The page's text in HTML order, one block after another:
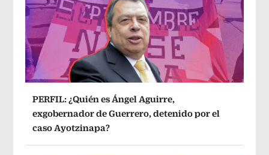
PERFIL: ¿Quién es Ángel Aguirre,
exgobernador de Guerrero, detenido por el
caso Ayotzinapa?